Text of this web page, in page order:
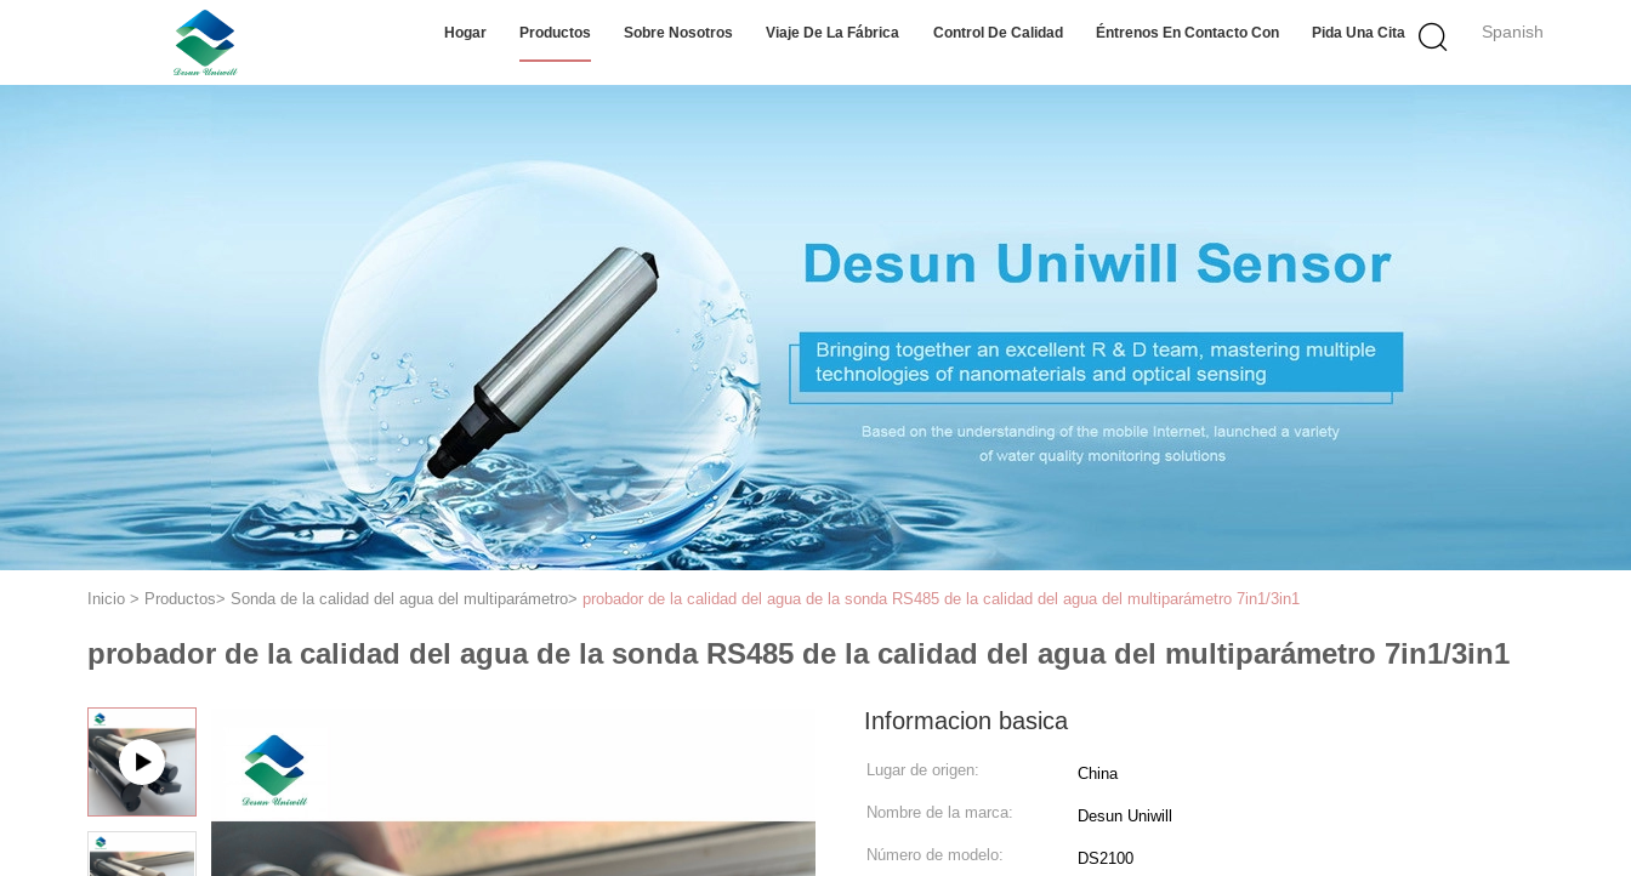
Spanish
Hogar Productos Sobre Nosotros Viaje De La Fábrica Control De Calidad Éntrenos En Contacto Con Pida Una Cita
Inicio > Productos> Sonda de la calidad del agua del multiparámetro> probador de la calidad del agua de la sonda RS485 de la calidad del agua del multiparámetro 7in1/3in1
probador de la calidad del agua de la sonda RS485 de la calidad del agua del multiparámetro 7in1/3in1
Informacion basica
Lugar de origen: China
Nombre de la marca: Desun Uniwill
Número de modelo: DS2100